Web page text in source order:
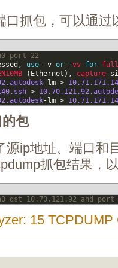
口抓包，可以通过
port 22
, use -v or -vv for
( Ethernet ) , capture
- lm >
>
- lm >
包
源ip地址、端口和
抓包结果，
dst 10.70.121.92 and port
15